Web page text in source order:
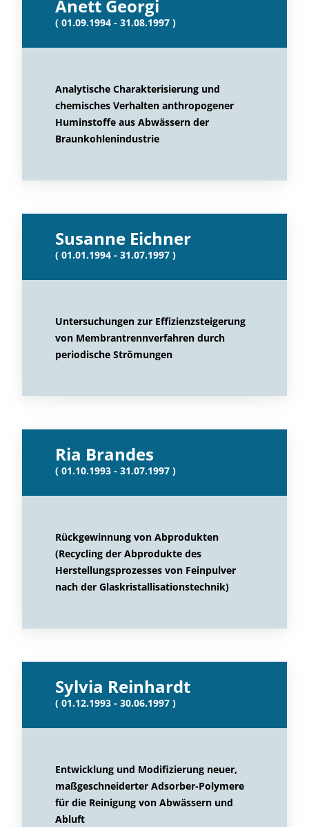
Anett Georgi
( 01.09.1994 - 31.08.1997 )
Analytische Charakterisierung und
chemisches Verhalten anthropogener
Huminstoffe aus Abwässern der
Braunkohlenindustrie
Susanne Eichner
( 01.01.1994 - 31.07.1997 )
Untersuchungen zur Effizienzsteigerung
von Membrantrennverfahren durch
periodische Strömungen
Ria Brandes
( 01.10.1993 - 31.07.1997 )
Rückgewinnung von Abprodukten
(Recycling der Abprodukte des
Herstellungsprozesses von Feinpulver
nach der Glaskristallisationstechnik)
Sylvia Reinhardt
( 01.12.1993 - 30.06.1997 )
Entwicklung und Modifizierung neuer,
maßgeschneiderter Adsorber-Polymere
für die Reinigung von Abwässern und
Abluft